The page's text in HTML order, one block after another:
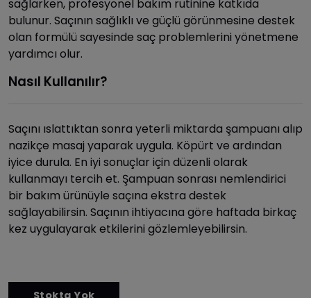
sağlarken, profesyonel bakım rutinine katkıda
bulunur. Saçının sağlıklı ve güçlü görünmesine destek
olan formülü sayesinde saç problemlerini yönetmene
yardımcı olur.
Nasıl Kullanılır?
Saçını ıslattıktan sonra yeterli miktarda şampuanı alıp
nazikçe masaj yaparak uygula. Köpürt ve ardından
iyice durula. En iyi sonuçlar için düzenli olarak
kullanmayı tercih et. Şampuan sonrası nemlendirici
bir bakım ürünüyle saçına ekstra destek
sağlayabilirsin. Saçının ihtiyacına göre haftada birkaç
kez uygulayarak etkilerini gözlemleyebilirsin.